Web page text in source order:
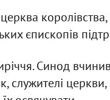
єпископів
Синод
служителі